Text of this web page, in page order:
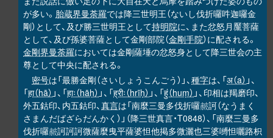
が多い。 胎蔵界曼荼羅では降三世明王（ないし伐折囉吽迦囉金
剛）として、及び勝三世明王として持明院に、また忿怒月黶菩薩
として、及び孫婆菩薩として金剛部院（金剛手院）に配される。
金剛界曼荼羅においては金剛薩埵の忿怒身として降三世会の主
尊として中央に配される。
密号は「最勝金剛（さいしょうこんごう）」、種字は、「अ（a） 」、
「हा（hā） 」、「हाः（hāḥ） 」、「ह्रीः（hrīḥ） 」、「हुं（huṃ） 」、印相は羯磨印、
外五鈷印、内五鈷印、真言は「南麼三曼多伐折囉𧹞訶（なうまく
さまんだばざらだんかく）」（降三世真言・T0848）、「南麼三曼多
伐折囉𧹞訶訶訶微薩麼曳平薩婆怛他掲多微灑也三婆嚩怛囇路枳